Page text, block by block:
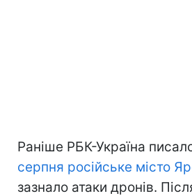
Раніше РБК-Україна
серпня російське місто
зазнало атаки дронів.